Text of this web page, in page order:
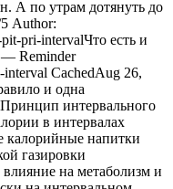
А по утрам дотянуть до
5 Author:
pri-intervalЧто есть и
— Reminder
interval CachedAug 26,
и одна
интервального
в интервалах
напитки
газировки
на метаболизм и